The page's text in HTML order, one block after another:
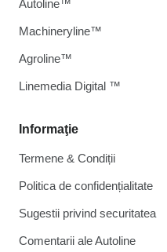
Informaţie
Termene & Condiții
Politica de confidențialitate
Sugestii privind securitatea
Comentarii ale Autoline
Autoline™
Machineryline™
Agroline™
Linemedia Digital ™